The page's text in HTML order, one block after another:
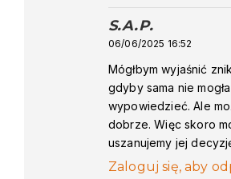
S.A.P.says:
06/06/2025 16:52
Mógłbym wyjaśnić
gdyby sama nie
wypowiedzieć. Ale
dobrze. Więc skoro
uszanujemy jej
Zaloguj się, aby